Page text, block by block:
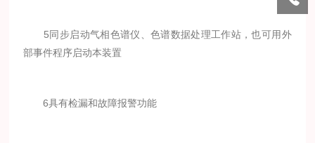
5同步启动气相色谱仪、色谱数据处理工作站，也可用外
部事件程序启动本装置
6具有检漏和故障报警功能